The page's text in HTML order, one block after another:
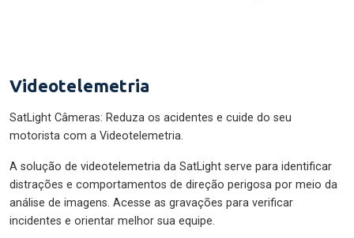
Videotelemetria
SatLight Câmeras: Reduza os acidentes e cuide do seu
motorista com a Videotelemetria.
A solução de videotelemetria da SatLight serve para identificar
distrações e comportamentos de direção perigosa por meio da
análise de imagens. Acesse as gravações para verificar
incidentes e orientar melhor sua equipe.